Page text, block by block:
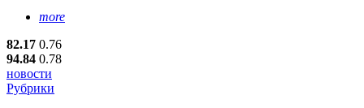
more
82.17 0.76
94.84 0.78
новости
Рубрики